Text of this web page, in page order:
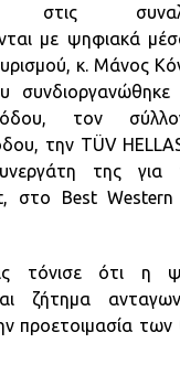
στις
με ψηφιακά
κ. Μάνος
τον
την TÜV
της για
στο Best
τόνισε ότι η
ζήτημα
προετοιμασία